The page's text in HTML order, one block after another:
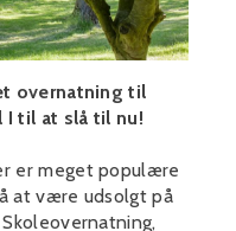
overnatning til
I til at slå til nu!
er meget populære
at være udsolgt på